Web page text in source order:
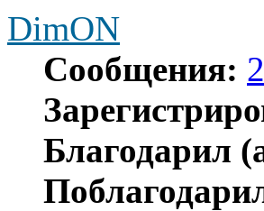
DimON
Сообщения:
Благодарил